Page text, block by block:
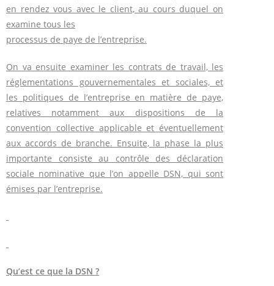
en rendez vous avec le client, au cours duquel on
examine tous les
processus de paye de l’entreprise.
On va ensuite examiner les contrats de travail, les
réglementations gouvernementales et sociales, et
les politiques de l’entreprise en matière de paye,
relatives notamment aux dispositions de la
convention collective applicable et éventuellement
aux accords de branche. Ensuite, la phase la plus
importante consiste au contrôle des déclaration
sociale nominative que l’on appelle DSN, qui sont
émises par l’entreprise.
Qu’est ce que la DSN ?